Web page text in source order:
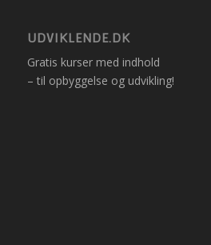
UDVIKLENDE.DK
Gratis kurser med indhold
– til opbyggelse og udvikling!